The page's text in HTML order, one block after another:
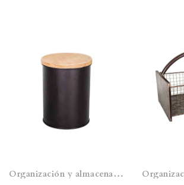
Organización y almacenamiento